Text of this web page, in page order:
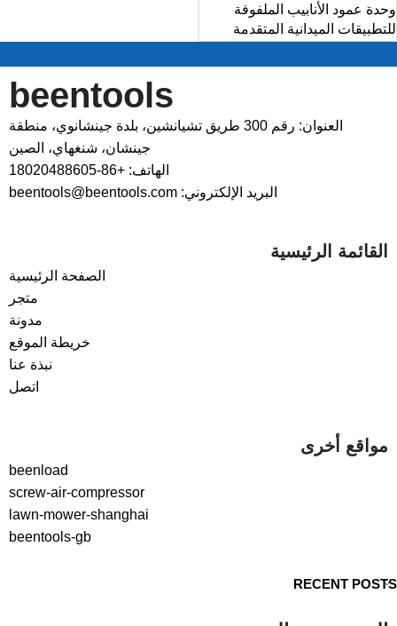
وحدة عمود الأنابيب الملفوفة
للتطبيقات الميدانية المتقدمة
beentools
العنوان: رقم 300 طريق تشيانشين، بلدة جينشانوي، منطقة
جينشان، شنغهاي، الصين
الهاتف: +86-18020488605
البريد الإلكتروني: beentools@beentools.com
القائمة الرئيسية
الصفحة الرئيسية
متجر
مدونة
خريطة الموقع
نبذة عنا
اتصل
مواقع أخرى
beenload
screw-air-compressor
lawn-mower-shanghai
beentools-gb
RECENT POSTS